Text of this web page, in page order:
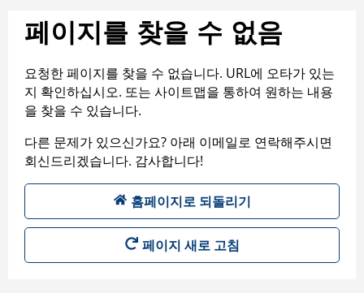
페이지를 찾을 수 없음
요청한 페이지를 찾을 수 없습니다. URL에 오타가 있는
지 확인하십시오. 또는 사이트맵을 통하여 원하는 내용
을 찾을 수 있습니다.
다른 문제가 있으신가요? 아래 이메일로 연락해주시면
회신드리겠습니다. 감사합니다!
홈페이지로 되돌리기
페이지 새로 고침